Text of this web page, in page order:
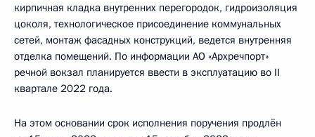
кирпичная кладка внутренних перегородок, гидроизоляция
цоколя, технологическое присоединение коммунальных
сетей, монтаж фасадных конструкций, ведется внутренняя
отделка помещений. По информации АО «Архречпорт»
речной вокзал планируется ввести в эксплуатацию во II
квартале 2022 года.
На этом основании срок исполнения поручения продлён